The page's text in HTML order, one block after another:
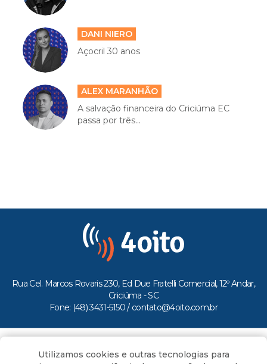
DANI NIERO
Açocril 30 anos
ALEX MARANHÃO
A salvação financeira do Criciúma EC
passa por três...
Rua Cel. Marcos Rovaris 230, Ed Due Fratelli Comercial, 12º Andar,
Criciúma - SC
Fone: (48) 3431-5150 / contato@4oito.com.br
Todos os direitos reservados ao Portal 4oito
Utilizamos cookies e outras tecnologias para